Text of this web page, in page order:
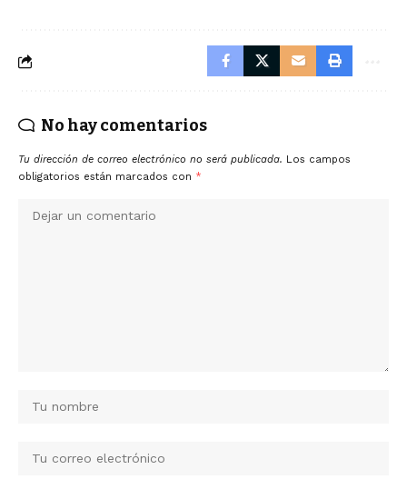
No hay comentarios
Tu dirección de correo electrónico no será publicada. Los campos
obligatorios están marcados con *